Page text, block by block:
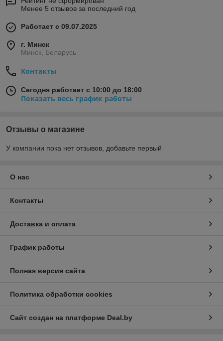
Менее 5 отзывов за последний год
Работает с 09.07.2025
г. Минск
Минск, Беларусь
Контакты
Сегодня работает с 10:00 до 18:00
Показать весь график работы
Отзывы о магазине
У компании пока нет отзывов, добавьте первый
О нас
Контакты
Доставка и оплата
График работы
Полная версия сайта
Политика обработки cookies
Сайт создан на платформе Deal.by